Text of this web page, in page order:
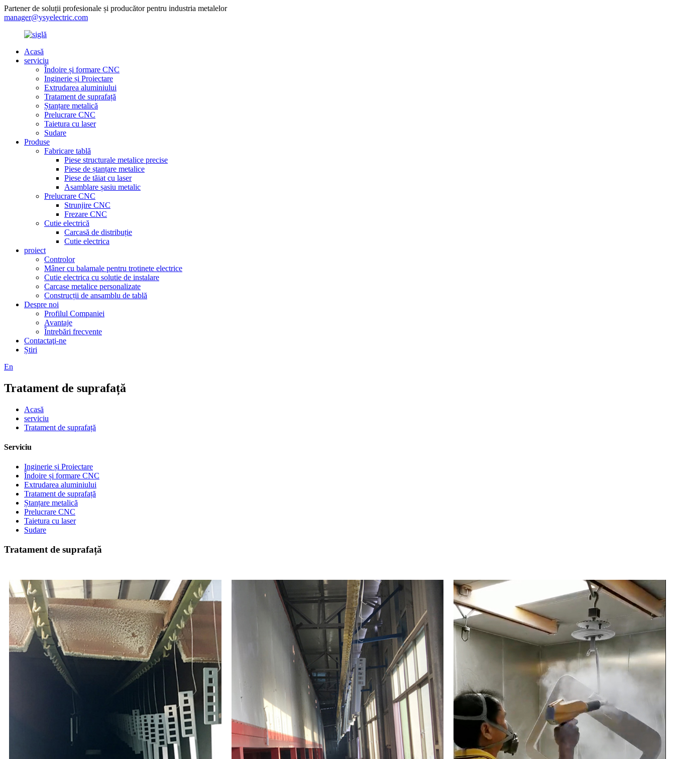
Partener de soluții profesionale și producător pentru industria metalelor
manager@ysyelectric.com
Acasă
serviciu
Îndoire și formare CNC
Inginerie și Proiectare
Extrudarea aluminiului
Tratament de suprafață
Ștanțare metalică
Prelucrare CNC
Taietura cu laser
Sudare
Produse
Fabricare tablă
Piese structurale metalice precise
Piese de ștanțare metalice
Piese de tăiat cu laser
Asamblare șasiu metalic
Prelucrare CNC
Strunjire CNC
Frezare CNC
Cutie electrică
Carcasă de distribuție
Cutie electrica
proiect
Controlor
Mâner cu balamale pentru trotinete electrice
Cutie electrica cu solutie de instalare
Carcase metalice personalizate
Construcții de ansamblu de tablă
Despre noi
Profilul Companiei
Avantaje
Întrebări frecvente
Contactaţi-ne
Știri
En
Tratament de suprafață
Acasă
serviciu
Tratament de suprafață
Serviciu
Inginerie și Proiectare
Îndoire și formare CNC
Extrudarea aluminiului
Tratament de suprafață
Ștanțare metalică
Prelucrare CNC
Taietura cu laser
Sudare
Tratament de suprafață